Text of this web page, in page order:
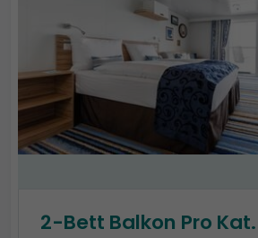
2-Bett Balkon Pro Kat.